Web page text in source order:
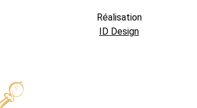
Réalisation
ID Design